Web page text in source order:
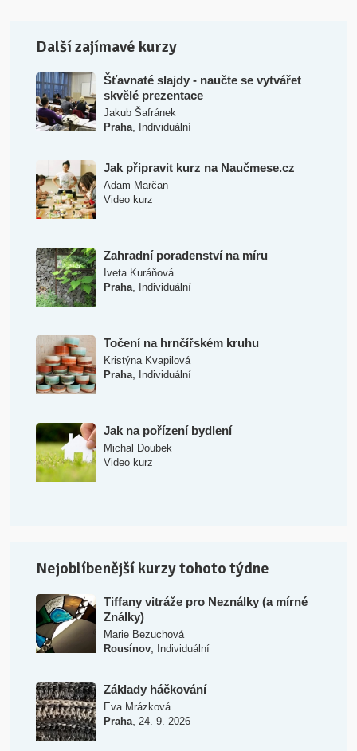
Další zajímavé kurzy
Šťavnaté slajdy - naučte se vytvářet
skvělé prezentace
Jakub Šafránek
Praha, Individuální
Jak připravit kurz na Naučmese.cz
Adam Marčan
Video kurz
Zahradní poradenství na míru
Iveta Kuráňová
Praha, Individuální
Točení na hrnčířském kruhu
Kristýna Kvapilová
Praha, Individuální
Jak na pořízení bydlení
Michal Doubek
Video kurz
Nejoblíbenější kurzy tohoto týdne
Tiffany vitráže pro Neználky (a mírné
Ználky)
Marie Bezuchová
Rousínov, Individuální
Základy háčkování
Eva Mrázková
Praha, 24. 9. 2026